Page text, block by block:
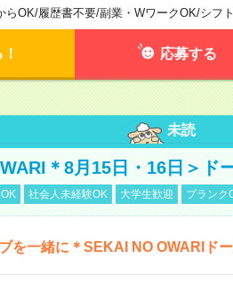
らOK/履歴書不要/副業・WワークOK/シフ
応募する
未読
＊8月15日・16日＞ド
社会人未経験OK 大学生歓迎 ブランク
を一緒に＊SEKAI NO OWARIド